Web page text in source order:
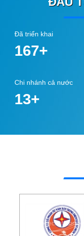
Đã triển khai
200+
Chi nhánh cả nước
16+